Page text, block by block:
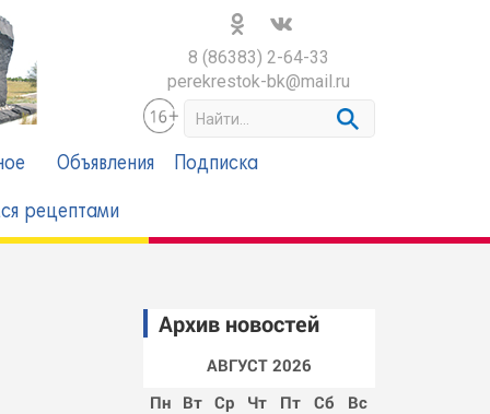
8 (86383) 2-64-33
perekrestok-bk@mail.ru
a
Объявления Подписка
рецептами
Архив новостей
АВГУСТ 2026
Пн
Вт Ср Чт Пт Сб Вс